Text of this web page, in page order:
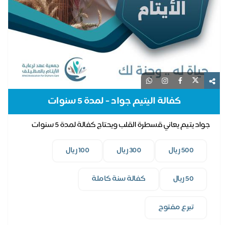
كفالة اليتيم جواد - لمدة 5 سنوات
جواد يتيم يعاني قسطرة القلب ويحتاج كفالة لمدة 5 سنوات
كفالة سنة كاملة
تبرع مفتوح